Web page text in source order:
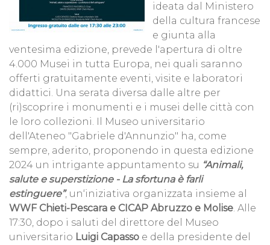
ideata dal Ministero
della cultura francese
e giunta alla
ventesima edizione, prevede l'apertura di oltre
4.000 Musei in tutta Europa, nei quali saranno
offerti gratuitamente eventi, visite e laboratori
didattici. Una serata diversa dalle altre per
(ri)scoprire i monumenti e i musei delle città con
le loro collezioni. Il Museo universitario
dell'Ateneo "Gabriele d'Annunzio" ha, come
sempre, aderito, proponendo in questa edizione
2024 un intrigante appuntamento su “Animali,
salute e superstizione - La sfortuna è farli
estinguere”, un‘iniziativa organizzata insieme al
WWF Chieti-Pescara e CICAP Abruzzo e Molise. Alle
17:30, dopo i saluti del direttore del Museo
universitario Luigi Capasso e della presidente del